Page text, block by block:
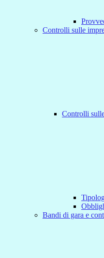
Controlli sulle
Controlli
Bandi di gara e